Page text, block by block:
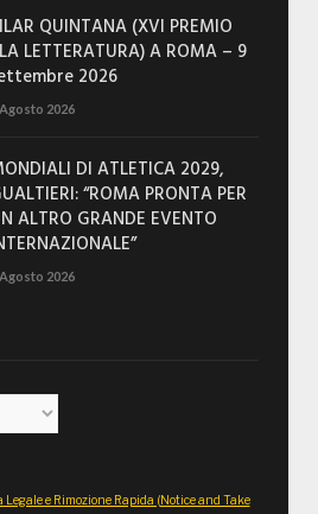
QUINTANA (XVI PREMIO
LETTERATURA) A ROMA – 9
2026
2026
DI ATLETICA 2029,
“ROMA PRONTA PER
ALTRO GRANDE EVENTO
2026
Legale e Rimozione Rapida (Notice and Take